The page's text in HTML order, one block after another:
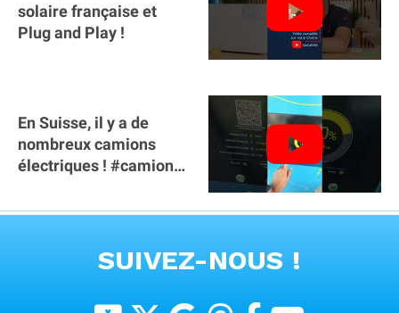
solaire française et
Plug and Play !
En Suisse, il y a de
nombreux camions
électriques ! #camion
#voitureelectrique
SUIVEZ-NOUS !